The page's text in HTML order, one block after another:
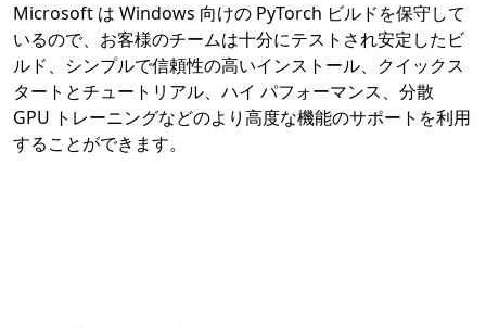
Microsoft は Windows 向けの PyTorch ビルドを保守して
いるので、お客様のチームは十分にテストされ安定したビ
ルド、シンプルで信頼性の高いインストール、クイックス
タートとチュートリアル、ハイ パフォーマンス、分散
GPU トレーニングなどのより高度な機能のサポートを利用
することができます。